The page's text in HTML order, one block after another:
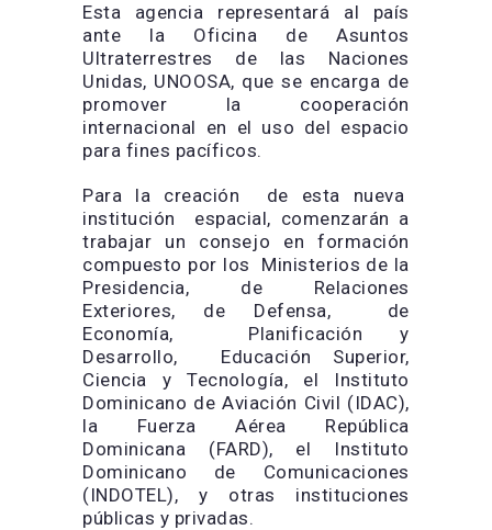
Esta agencia representará al país
ante la Oficina de Asuntos
Ultraterrestres de las Naciones
Unidas, UNOOSA, que se encarga de
promover la cooperación
internacional en el uso del espacio
para fines pacíficos.
Para la creación de esta nueva
institución espacial, comenzarán a
trabajar un consejo en formación
compuesto por los Ministerios de la
Presidencia, de Relaciones
Exteriores, de Defensa, de
Economía, Planificación y
Desarrollo, Educación Superior,
Ciencia y Tecnología, el Instituto
Dominicano de Aviación Civil (IDAC),
la Fuerza Aérea República
Dominicana (FARD), el Instituto
Dominicano de Comunicaciones
(INDOTEL), y otras instituciones
públicas y privadas.